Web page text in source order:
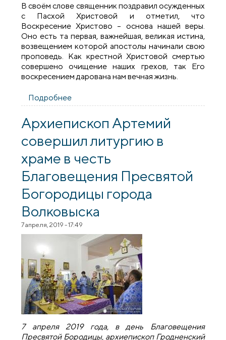
В своём слове священник поздравил осужденных
с Пасхой Христовой и отметил, что
Воскресение Христово – основа нашей веры.
Оно есть та первая, важнейшая, великая истина,
возвещением которой апостолы начинали свою
проповедь. Как крестной Христовой смертью
совершено очищение наших грехов, так Его
воскресением дарована нам вечная жизнь.
Подробнее
исправительное учреждение открытого
Архиепископ Артемий
совершил литургию в
храме в честь
Благовещения Пресвятой
Богородицы города
Волковыска
7 апреля, 2019 - 17:49
7 апреля 2019 года, в день Благовещения
Пресвятой Бородицы, архиепископ Гродненский